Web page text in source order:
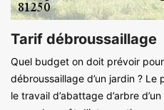
Tarif débroussaillage
Quel budget on doit prévoir
débroussaillage d’un jardin ? Le
le travail d’abattage d’arbre